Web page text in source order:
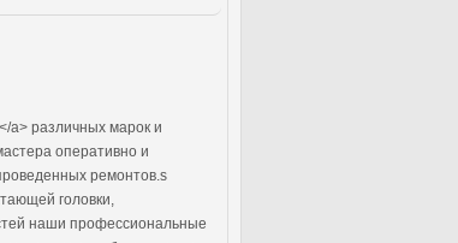
a> различных марок и
оперативно и
ремонтов.s
головки,
наши профессиональные